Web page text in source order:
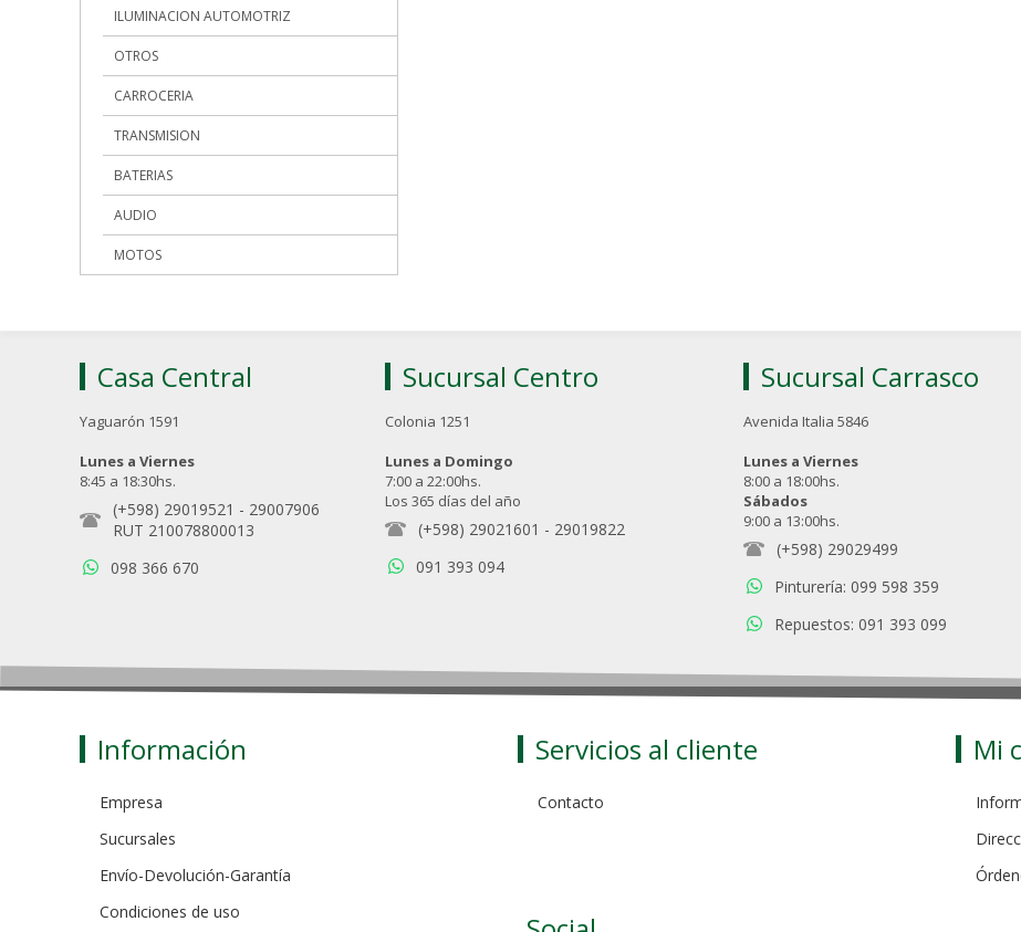
ILUMINACION AUTOMOTRIZ
OTROS
CARROCERIA
TRANSMISION
BATERIAS
AUDIO
MOTOS
Casa Central
Yaguarón 1591
Lunes a Viernes
8:45 a 18:30hs.
(+598) 29019521 - 29007906
RUT 210078800013
098 366 670
Sucursal Centro
Colonia 1251
Lunes a Domingo
7:00 a 22:00hs.
Los 365 días del año
(+598) 29021601 - 29019822
091 393 094
Sucursal Carrasco
Avenida Italia 5846
Lunes a Viernes
8:00 a 18:00hs.
Sábados
9:00 a 13:00hs.
(+598) 29029499
Pinturería: 099 598 359
Repuestos: 091 393 099
Información
Empresa
Sucursales
Envío-Devolución-Garantía
Condiciones de uso
Servicios al cliente
Contacto
Mi